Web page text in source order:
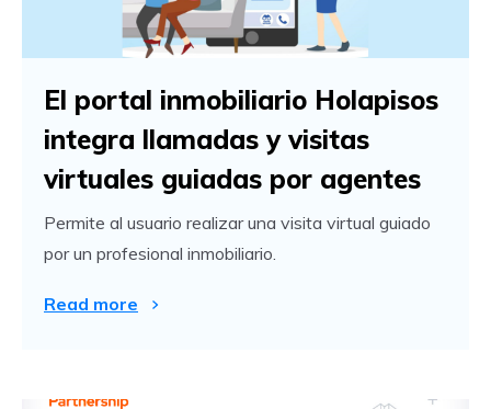
El portal inmobiliario Holapisos
integra llamadas y visitas
virtuales guiadas por agentes
Permite al usuario realizar una visita virtual guiado
por un profesional inmobiliario.
Read more